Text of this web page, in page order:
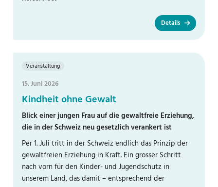
Details
Veranstaltung
15. Juni 2026
Kindheit ohne Gewalt
Blick einer jungen Frau auf die gewaltfreie Erziehung,
die in der Schweiz neu gesetzlich verankert ist
Per 1. Juli tritt in der Schweiz endlich das Prinzip der
gewaltfreien Erziehung in Kraft. Ein grosser Schritt
nach vorn für den Kinder- und Jugendschutz in
unserem Land, das damit – entsprechend der